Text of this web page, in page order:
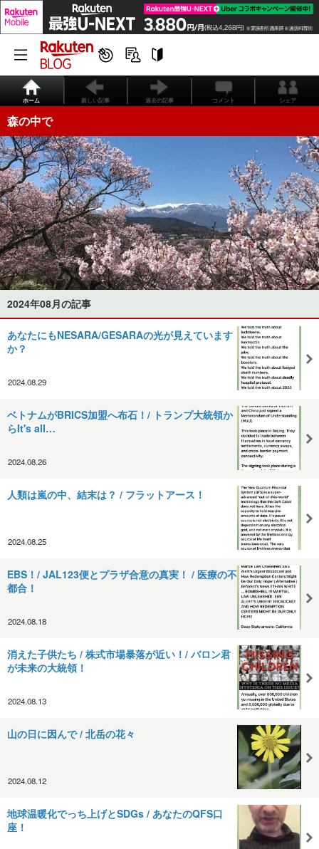
ホーム 新しい記事 過去の記事 コメント シェア
森の中で
2024年08月の記事
あなたにもNESARA/GESARAの光が見えています
か？
2024.08.29
ベトナムがBRICS加盟へ布石！/ トランプ大統領か
らIt's all…
2024.08.26
人類は嵐の中、結末は？ / フラットアース！
2024.08.25
EBS！/ JAL123便とプラザ合意の真実！ / 医療の不
都合！
2024.08.18
消えた子供たち / 株式市場暴落が近い！/ バロン君
が未来の大統領！
2024.08.13
山の日に因んで / 北岳の花々
2024.08.12
地球温暖化でっち上げとSDGs / あなたのQFS口
座！